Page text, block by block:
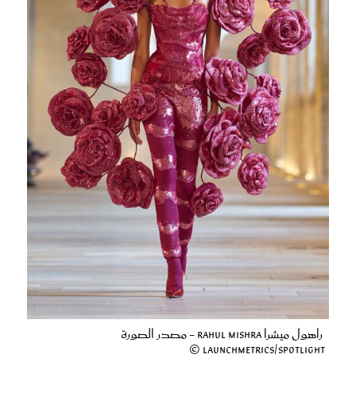
راهول ميشرا Rahul Mishra - مصدر الصورة
Launchmetrics/Spotlight ©